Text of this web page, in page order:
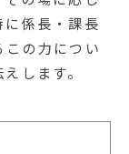
係長・課長
の力につい
します。